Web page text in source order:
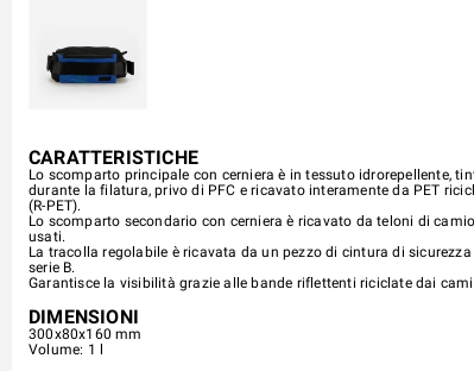
CARATTERISTICHE
Lo scomparto principale con cerniera è in tessuto idrorepellente,
durante la filatura, privo di PFC e ricavato interamente da PET
(R-PET).
Lo scomparto secondario con cerniera è ricavato da teloni di
usati.
La tracolla regolabile è ricavata da un pezzo di cintura di sicurezza
serie B.
Garantisce la visibilità grazie alle bande riflettenti riciclate dai
DIMENSIONI
300x80x160 mm
Volume: 1 l